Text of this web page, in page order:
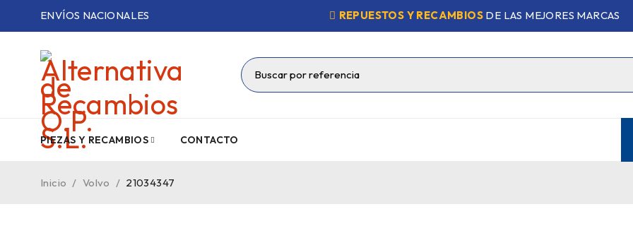
ENVÍOS NACIONALES REPUESTOS Y RECAMBIOS DE LAS MEJORES MARCAS
PIEZAS Y RECAMBIOS CONTACTO
Inicio / Volvo / 21034347